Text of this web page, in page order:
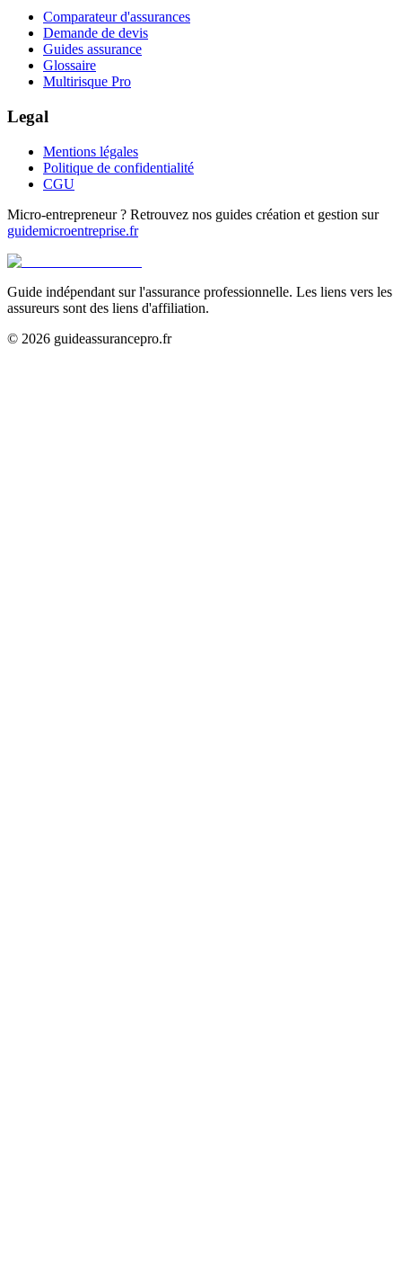
Comparateur d'assurances
Demande de devis
Guides assurance
Glossaire
Multirisque Pro
Legal
Mentions légales
Politique de confidentialité
CGU
Micro-entrepreneur ? Retrouvez nos guides création et gestion sur
guidemicroentreprise.fr
Guide indépendant sur l'assurance professionnelle. Les liens vers les
assureurs sont des liens d'affiliation.
© 2026 guideassurancepro.fr